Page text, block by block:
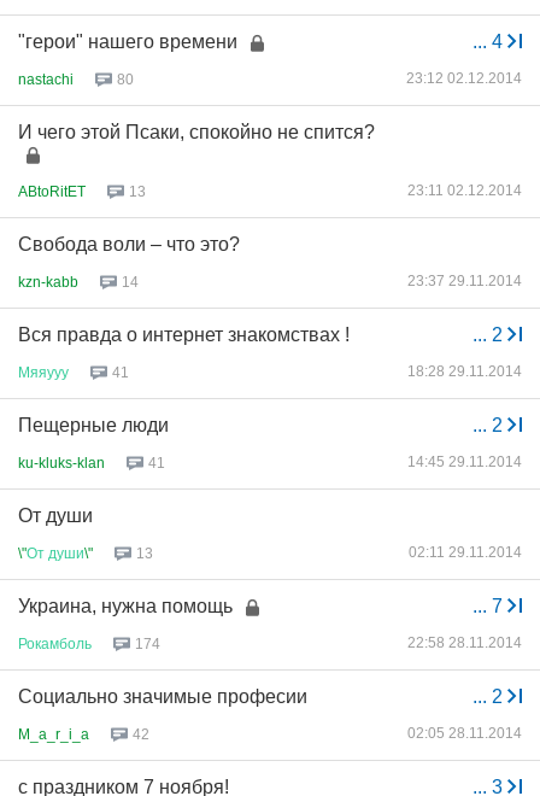
... 4
"герои" нашего времени
nastachi 80 23:12 02.12.2014
И чего этой Псаки, спокойно не спится?
ABtoRitET 13 23:11 02.12.2014
Свобода воли – что это?
kzn-kabb 14 23:37 29.11.2014
... 2
Вся правда о интернет знакомствах !
Мяяууу 41 18:28 29.11.2014
... 2
Пещерные люди
ku-kluks-klan 41 14:45 29.11.2014
От души
\"От души\" 13 02:11 29.11.2014
... 7
Украина, нужна помощь
Рокамболь 174 22:58 28.11.2014
... 2
Социально значимые професии
M_a_r_i_a 42 02:05 28.11.2014
... 3
с праздником 7 ноября!